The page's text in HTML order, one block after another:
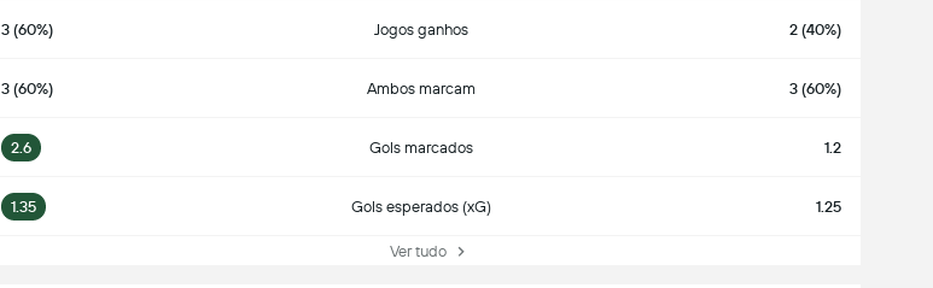
3 (60%) Jogos ganhos 2 (40%)
3 (60%) Ambos marcam 3 (60%)
2.6 Gols marcados 1.2
1.35 Gols esperados (xG) 1.25
Ver tudo